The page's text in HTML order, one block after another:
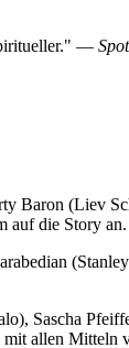
—
Baron (Liev
die Story
Sascha
allen Mitteln